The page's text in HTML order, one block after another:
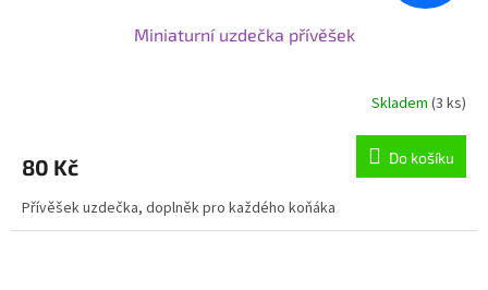
Miniaturní uzdečka přívěšek
Skladem (3 ks)
80 Kč Do košíku
Přívěšek uzdečka, doplněk pro každého koňáka